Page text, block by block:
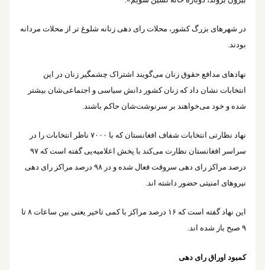
در شهرهای بزرگ کشور، محلات رای دهی زنانه شلوغ تر از محلات مردانه
بودند.
نهادهای مدافع حقوق زنان می‌گویند اشتراک چشمگیر زنان در این
انتخابات نشان داد که زنان کشور دانش سیاسی و اجتماعی‌شان بیشتر
شده و خود می‌خواهند بر سرنوشت‌شان حاکم باشند.
نهاد نظارتی انتخابات شفاف افغانستان که با ۷۰۰۰ ناظر انتخابات را در
سراسر افغانستان نظارت می‌کند با پخش اعلامیه‌یی گفته است که ۹۷
درصد مراکز رای دهی سروقت فعال شده و در ۹۸ درصد مراکز رای دهی
نیروهای امنیتی حضور داشته اند.
این نهاد گفته است که ۱۶ درصد مراکز با کمی تاخیر یعنی بین ساعات ۸ تا
۹ صبح باز شده اند.
کمبود اوراق رای دهی